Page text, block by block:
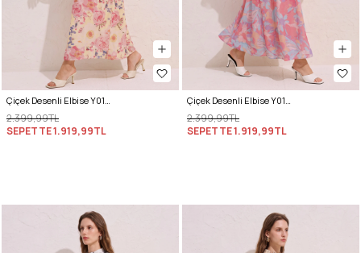
Çiçek Desenli Elbise Y0165 - PUDRA
2.399,99TL
SEPETTE1.919,99TL
Çiçek Desenli Elbise Y0165 - PEMBE
2.399,99TL
SEPETTE1.919,99TL